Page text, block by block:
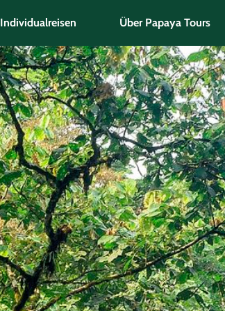
Individualreisen Über Papaya Tours